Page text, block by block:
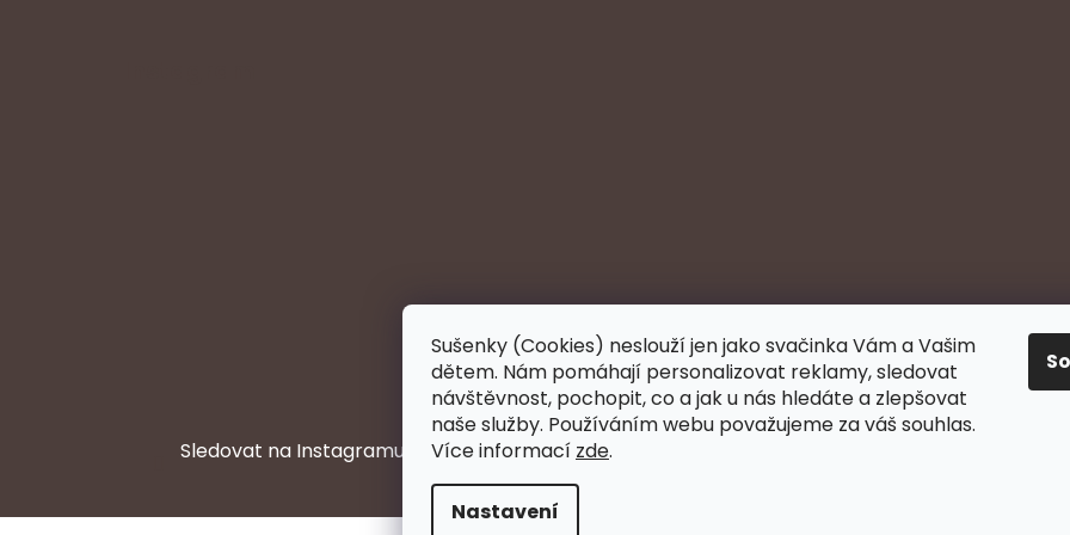
Sušenky (Cookies) neslouží jen jako svačinka Vám a Vašim
dětem. Nám pomáhají personalizovat reklamy, sledovat
návštěvnost, pochopit, co a jak u nás hledáte a zlepšovat
naše služby. Používáním webu považujeme za váš souhlas.
Více informací zde.
Nastavení
Sledovat na Instagramu